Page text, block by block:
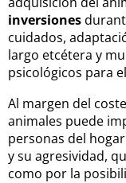
inversiones
cuidados,
largo etcétera y
psicológicos para
Al margen del
animales puede
personas del
y su agresividad,
como por la